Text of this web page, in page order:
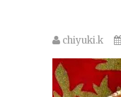
chiyuki.k